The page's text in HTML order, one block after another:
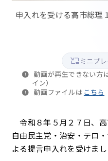
申入れを受ける高市総理
動画が再生できない方
イン）
動画ファイルは こちら
ミニプ
令和８年５月２７日、
自由民主党・治安・テロ
よる提言申入れを受けまし